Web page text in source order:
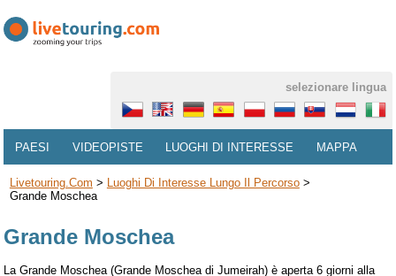
selezionare lingua
PAESI VIDEOPISTE LUOGHI DI INTERESSE MAPPA
Livetouring.com > Luoghi Di Interesse Lungo Il Percorso>
Grande Moschea
Grande Moschea
La Grande Moschea (Grande Moschea di Jumeirah) è aperta 6 giorni alla